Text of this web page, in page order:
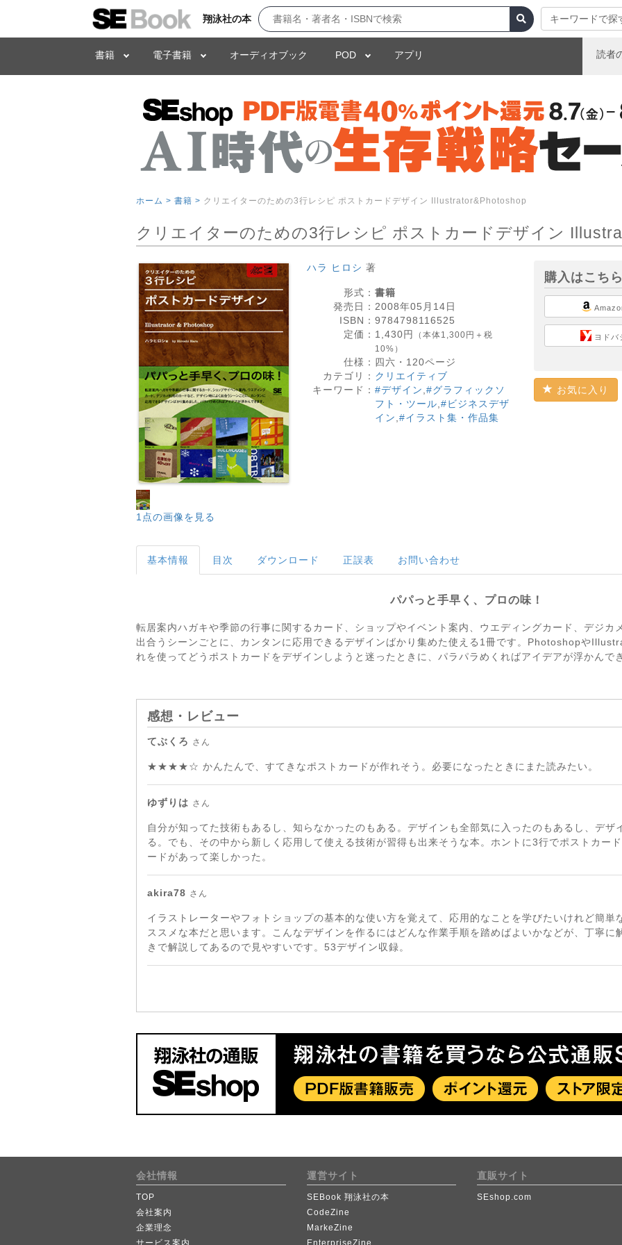
翔泳社の本 キーワードで探
書籍 電子書籍 オーディオブック POD アプリ 読者
ホーム > 書籍 > クリエイターのための3行レシピ ポストカードデザイン Illustrator&Photoshop
クリエイターのための3行レシピ ポストカードデザイン
1点の画像を見る
ハラ ヒロシ 著
形式： 書籍
発売日： 2008年05月14日
ISBN： 9784798116525
定価： 1,430円
（本体1,300円＋税
10%）
仕様： 四六・ 120ページ
カテゴリ： クリエイティブ
キーワード： #デザイン #グラフィックソ
フト・ツール #ビジネスデザ
イン #イラスト集・作品集
購入はこちら
ヨドバ
お気に入り
基本情報 目次 ダウンロード 正誤表 お問い合わせ
パパっと手早く、プロの味！
転居案内ハガキや季節の行事に関するカード、ショップやイベント案内、ウエディングカード、デジカ
出合うシーンごとに、カンタンに応用できるデザインばかり集めた使える1冊です。Photoshopや
れを使ってどうポストカードをデザインしようと迷ったときに、パラパラめくればアイデアが浮かんで
感想・レビュー
てぶくろ さん
★★★★☆ かんたんで、すてきなポストカードが作れそう。必要になったときにまた読みたい。
ゆずりは さん
自分が知ってた技術もあるし、知らなかったのもある。デザインも全部気に入ったのもあるし、デザ
る。でも、その中から新しく応用して使える技術が習得も出来そうな本。ホントに3行でポストカー
ードがあって楽しかった。
akira78 さん
イラストレーターやフォトショップの基本的な使い方を覚えて、応用的なことを学びたいけれど簡単
ススメな本だと思います。こんなデザインを作るにはどんな作業手順を踏めばよいかなどが、丁寧に
きで解説してあるので見やすいです。53デザイン収録。
会社情報
TOP
会社案内
企業理念
運営サイト
SEBook 翔泳社の本
CodeZine
MarkeZine
直販サイト
SEshop.com